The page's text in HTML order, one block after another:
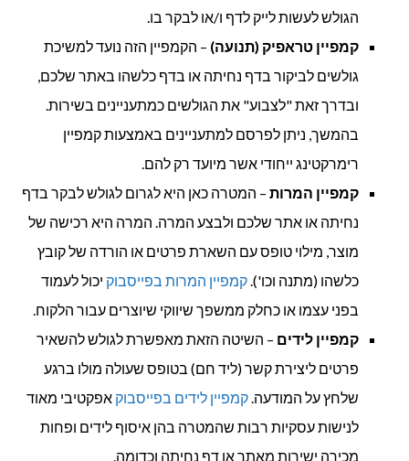
הגולש לעשות לייק לדף ו/או לבקר בו.
קמפיין טראפיק (תנועה) – הקמפיין הזה נועד למשיכת
גולשים לביקור בדף נחיתה או בדף כלשהו באתר שלכם,
ובדרך זאת "לצבוע" את הגולשים כמתעניינים בשירות.
בהמשך, ניתן לפרסם למתעניינים באמצעות קמפיין
רימרקטינג ייחודי אשר מיועד רק להם.
קמפיין המרות – המטרה כאן היא לגרום לגולש לבקר בדף
נחיתה או אתר שלכם ולבצע המרה. המרה היא רכישה של
מוצר, מילוי טופס עם השארת פרטים או הורדה של קובץ
כלשהו (מתנה וכו'). קמפיין המרות בפייסבוק יכול לעמוד
בפני עצמו או כחלק ממשפך שיווקי שיוצרים עבור הלקוח.
קמפיין לידים – השיטה הזאת מאפשרת לגולש להשאיר
פרטים ליצירת קשר (ליד חם) בטופס שעולה מולו ברגע
שלחץ על המודעה. קמפיין לידים בפייסבוק אפקטיבי מאוד
לנישות עסקיות רבות שהמטרה בהן איסוף לידים ופחות
מכירה ישירות מאתר או דף נחיתה וכדומה.